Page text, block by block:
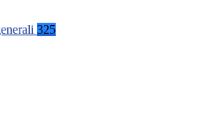
325